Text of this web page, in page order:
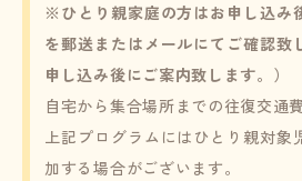
※ひとり親家庭の方はお申し込み
を郵送またはメールにてご確認致
申し込み後にご案内致します。）
自宅から集合場所までの往復交通
上記プログラムにはひとり親対象
加する場合がございます。